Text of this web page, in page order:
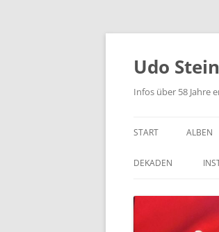
Zum
springen
Udo
Infos über 58 Jahre
START ALBEN
VINYL
DEKADEN
DIE 1960ER JAHRE